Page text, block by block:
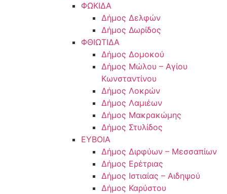
ΦΩΚΙΔΑ
Δήμος Δελφών
Δήμος Δωρίδος
ΦΘΙΩΤΙΔΑ
Δήμος Δομοκού
Δήμος Μώλου – Αγίου
Κωνσταντίνου
Δήμος Λοκρών
Δήμος Λαμιέων
Δήμος Μακρακώμης
Δήμος Στυλίδος
ΕΥΒΟΙΑ
Δήμος Διρφύων – Μεσσαπίων
Δήμος Ερέτριας
Δήμος Ιστιαίας – Αιδηψού
Δήμος Καρύστου